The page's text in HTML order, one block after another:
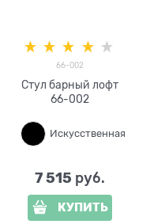
66-002
Стул барный лофт
66-002
7 515 руб.
КУПИТЬ